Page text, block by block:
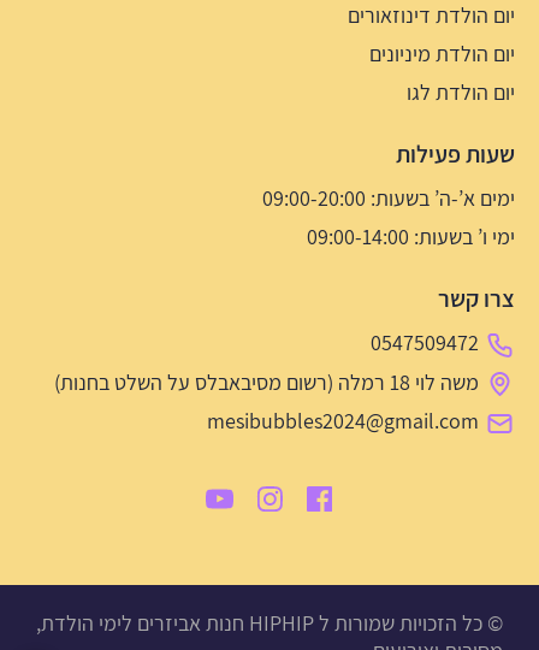
יום הולדת דינוזאורים
יום הולדת מיניונים
יום הולדת לגו
שעות פעילות
ימים א’-ה’ בשעות: 09:00-20:00
ימי ו’ בשעות: 09:00-14:00
צרו קשר
0547509472
משה לוי 18 רמלה (רשום מסיבאבלס על השלט בחנות)
mesibubbles2024@gmail.com
© כל הזכויות שמורות ל HIPHIP חנות אביזרים לימי הולדת,